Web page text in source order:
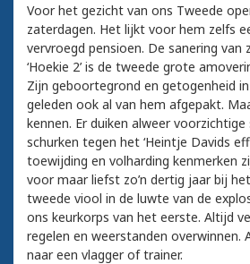
Voor het gezicht van ons Tweede
zaterdagen. Het lijkt voor hem zelfs
vervroegd pensioen. De sanering van
‘Hoekie 2’ is de tweede grote
Zijn geboortegrond en getogenheid
geleden ook al van hem afgepakt.
kennen. Er duiken alweer voorzichtige
schurken tegen het ‘Heintje Davids
toewijding en volharding kenmerken
voor maar liefst zo’n dertig jaar bij
tweede viool in de luwte van de
ons keurkorps van het eerste. Altijd
regelen en weerstanden overwinnen.
naar een vlagger of trainer.